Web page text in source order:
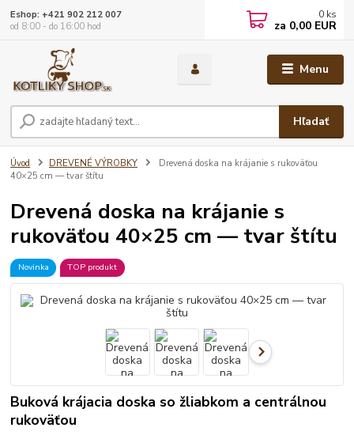
Menu
Hľadať
Eshop: +421 902 212 007
od 8:00 - do 16:00 hod
0 ks
za 0,00 EUR
Úvod DREVENÉ VÝROBKY
Drevená doska na krájanie s rukoväťou
40×25 cm — tvar štítu
Drevená doska na krájanie s
rukoväťou 40×25 cm — tvar štítu
Novinka TOP produkt
Buková krájacia doska so žliabkom a centrálnou
rukoväťou